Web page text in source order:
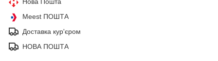
Нова Пошта
Meest ПОШТА
Доставка кур'єром
НОВА ПОШТА